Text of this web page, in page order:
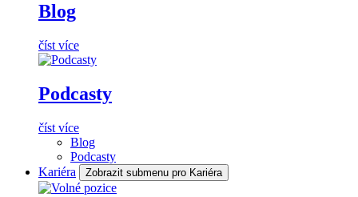
Blog
číst více
Podcasty
číst více
Blog
Podcasty
Kariéra
Zobrazit submenu pro Kariéra